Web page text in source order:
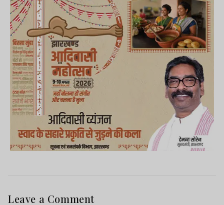
Leave a Comment